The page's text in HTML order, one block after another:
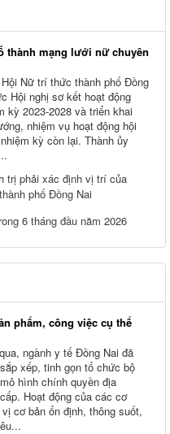
thành mạng lưới nữ chuyên
Nữ trí thức thành phố Đồng
Hội nghị sơ kết hoạt động
kỳ 2023-2028 và triển khai
nhiệm vụ hoạt động hội
kỳ còn lại. Thành ủy
trị phải xác định vị trí của
phố Đồng Nai
6 tháng đầu năm 2026
phẩm, công việc cụ thể
ngành y tế Đồng Nai đã
xếp, tinh gọn tổ chức bộ
hình chính quyền địa
Hoạt động của các cơ
cơ bản ổn định, thông suốt,